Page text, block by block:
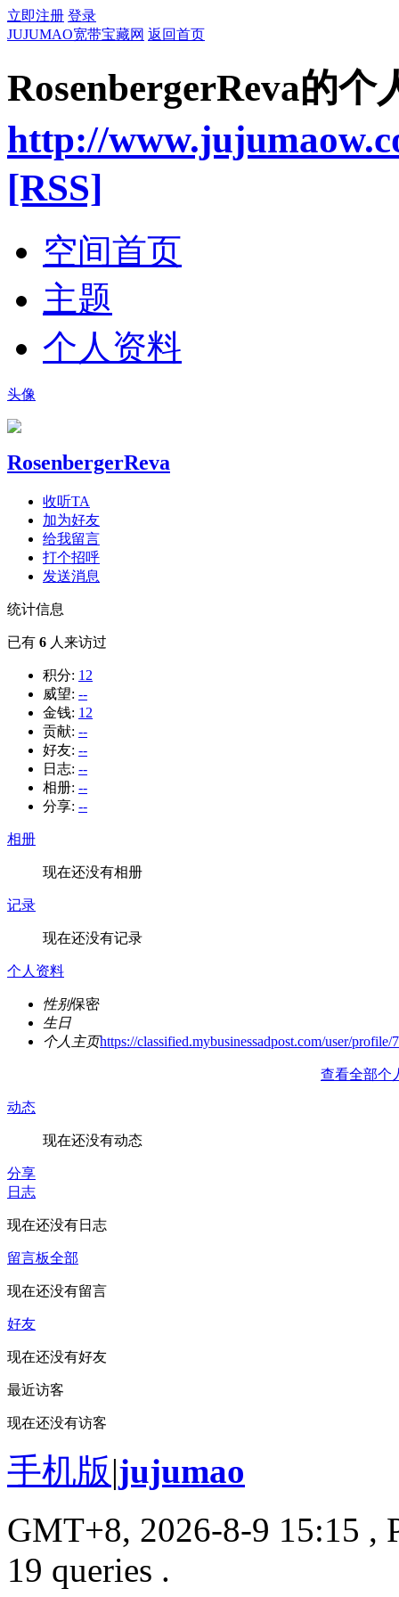
立即注册 登录
JUJUMAO宽带宝藏网 返回首页
RosenbergerReva的个
http://
[RSS]
空间首页
主题
个人资料
头像
RosenbergerReva
收听TA
加为好友
给我留言
打个招呼
发送消息
统计信息
已有 6 人来访过
积分: 12
威望: --
金钱: 12
贡献: --
好友: --
日志: --
相册: --
分享: --
相册
现在还没有相册
记录
现在还没有记录
个人资料
性别保密
生日
个人主页https://classified.mybusinessadpost.com/user/profile/
查看全部个
动态
现在还没有动态
分享
日志
现在还没有日志
留言板全部
现在还没有留言
好友
现在还没有好友
最近访客
现在还没有访客
手机版|jujumao
GMT+8, 2026-8-9 15:15 ,
19 queries .